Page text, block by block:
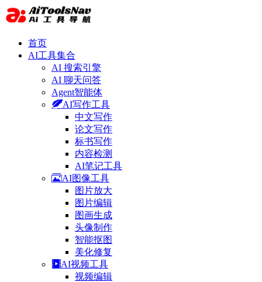
首页
AI工具集合
AI 搜索引擎
AI 聊天问答
Agent智能体
AI写作工具
中文写作
论文写作
标书写作
内容检测
AI笔记工具
AI图像工具
图片放大
图片编辑
图画生成
头像制作
智能抠图
美化修复
AI视频工具
视频编辑